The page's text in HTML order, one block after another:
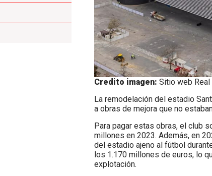
Credito imagen: Sitio web Real
La remodelación del estadio
a obras de mejora que no
Para pagar estas obras, el club
millones en 2023. Además, en
del estadio ajeno al fútbol
los 1.170 millones de euros, lo
explotación.